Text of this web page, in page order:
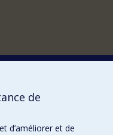
de
d’améliorer et de